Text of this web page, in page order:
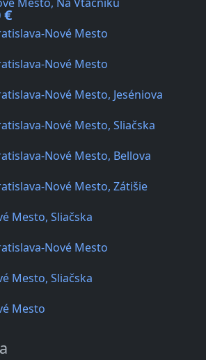
€
Nové Mesto
Nové Mesto
Nové Mesto, Jeséniova
Nové Mesto, Sliačska
Nové Mesto, Bellova
Nové Mesto, Zátišie
Mesto, Sliačska
Nové Mesto
Mesto, Sliačska
Mesto